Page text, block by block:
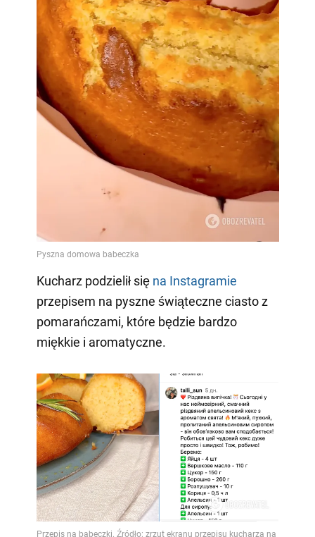
Kucharz podzielił się na Instagramie
przepisem na pyszne świąteczne ciasto z
pomarańczami, które będzie bardzo
miękkie i aromatyczne.